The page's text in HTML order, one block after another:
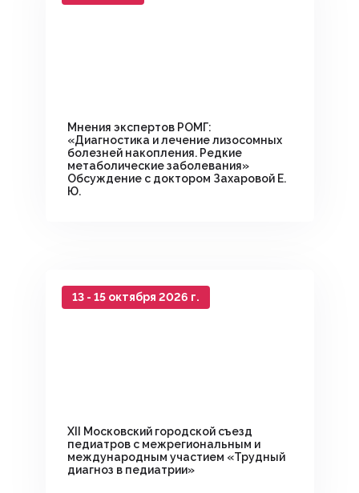
Мнения экспертов РОМГ:
«Диагностика и лечение лизосомных
болезней накопления. Редкие
метаболические заболевания»
Обсуждение с доктором Захаровой Е.
Ю.
13 - 15 октября 2026 г.
XII Московский городской съезд
педиатров с межрегиональным и
международным участием «Трудный
диагноз в педиатрии»